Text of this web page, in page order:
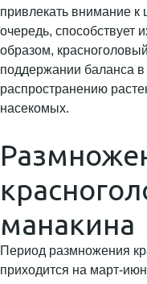
привлекать внимание
очередь, способствует
образом,
поддержании баланса в
распространению
насекомых.
манакина
Период размножения
приходится на март-